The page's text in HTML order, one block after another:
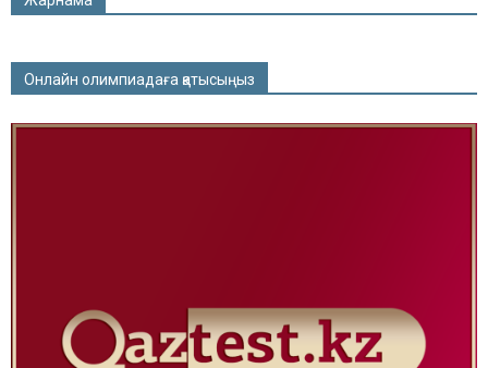
Онлайн олимпиадаға қатысыңыз